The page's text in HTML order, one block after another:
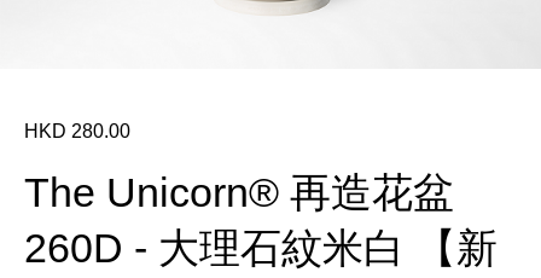
HKD 280.00
The Unicorn® 再造花盆
260D - 大理石紋米白 【新